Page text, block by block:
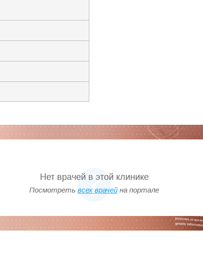
проводится с помощью
профилактический и
пациента разрабатывается
для Вас время достаточно
медицина. Ни один член семьи
являются дети.
Нет врачей в этой клинике
Посмотреть всех врачей на портале